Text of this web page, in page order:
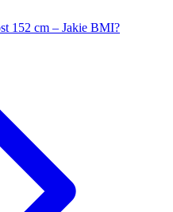
152 cm – Jakie BMI?